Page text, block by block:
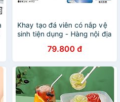
Khay tạo đá viên có nắp vệ
sinh tiện dụng - Hàng nội địa
79.800 đ